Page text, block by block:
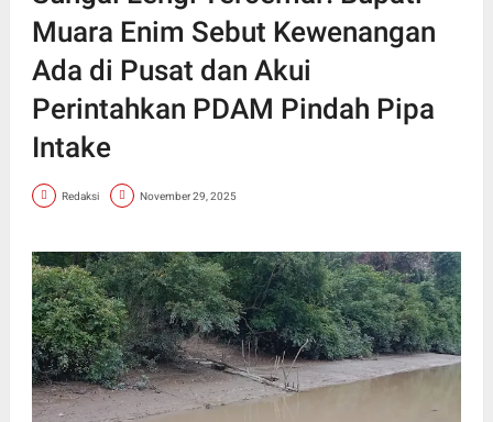
Muara Enim Sebut Kewenangan
Ada di Pusat dan Akui
Perintahkan PDAM Pindah Pipa
Intake
Redaksi November 29, 2025